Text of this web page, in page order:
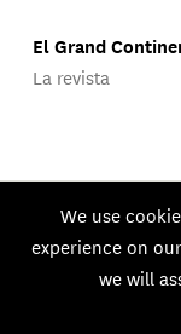
El Grand
La revista
© 2026 GEG.
We use
experience on
we will